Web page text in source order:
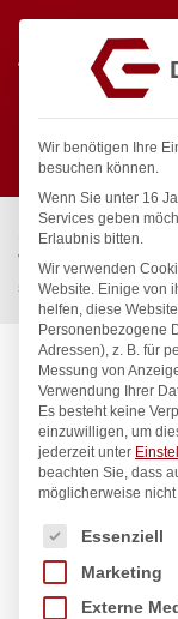
Start /
Wassertechnik
spa Kneipp’sche
Wir benötigen Ihre
besuchen können.
Wenn Sie unter 16
Services geben
Erlaubnis bitten.
Wir verwenden
Website. Einige von
helfen, diese
Personenbezogene
Adressen), z. B. für
Messung von
Verwendung Ihrer
Es besteht keine
einzuwilligen, um
jederzeit unter
beachten Sie, dass
möglicherweise
Es folgt eine
Essenziell
Marketing
Externe